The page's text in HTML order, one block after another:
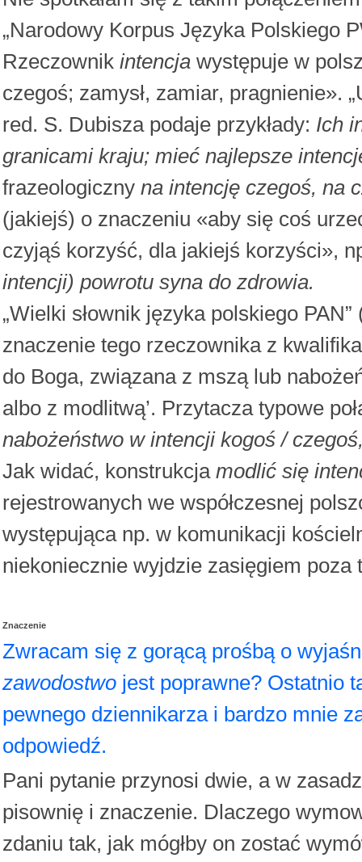
„Narodowy Korpus Języka Polskiego
Rzeczownik intencja występuje w
czegoś; zamysł, zamiar, pragnienie».
red. S. Dubisza podaje przykłady: Ich
granicami kraju; mieć najlepsze
frazeologiczny na intencję czegoś, na
(jakiejś) o znaczeniu «aby się coś
czyjąś korzyść, dla jakiejś korzyści»,
intencji) powrotu syna do zdrowia.
„Wielki słownik języka polskiego PAN”
znaczenie tego rzeczownika z
do Boga, związana z mszą lub
albo z modlitwą’. Przytacza typowe
nabożeństwo w intencji kogoś /
Jak widać, konstrukcja modlić się
rejestrowanych we współczesnej
występująca np. w komunikacji
niekoniecznie wyjdzie zasięgiem poza
Znaczenie
Zwracam się z gorącą prośbą o
zawodostwo jest poprawne? Ostatnio
pewnego dziennikarza i bardzo mnie
odpowiedź.
Pani pytanie przynosi dwie, a w
pisownię i znaczenie. Dlaczego
zdaniu tak, jak mógłby on zostać